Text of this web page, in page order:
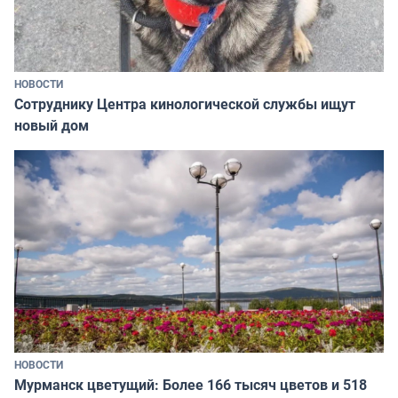
НОВОСТИ
Сотруднику Центра кинологической службы ищут
новый дом
НОВОСТИ
Мурманск цветущий: Более 166 тысяч цветов и 518